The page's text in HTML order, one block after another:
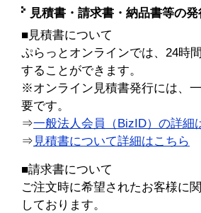
見積書・請求書・納品書等の
■見積書について
ぷらっとオンラインでは、24時
することができます。
※オンライン見積書発行には、
要です。
⇒一般法人会員（BizID）の詳細
⇒ 見積書について詳細はこちら
■請求書について
ご注文時に希望されたお客様に
しております。